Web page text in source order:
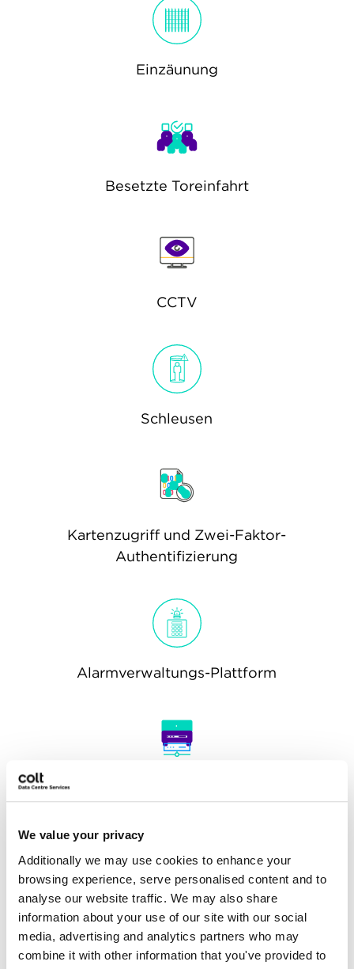
We value your privacy
Additionally we may use cookies to enhance your
browsing experience, serve personalised content and to
analyse our website traffic. We may also share
information about your use of our site with our social
media, advertising and analytics partners who may
combine it with other information that you've provided to
Einzäunung
Besetzte Toreinfahrt
CCTV
Schleusen
Kartenzugriff und Zwei-Faktor-
Authentifizierung
Alarmverwaltungs-Plattform
Caging und spezielle Bereiche –
Sicherheit
Biometrischer Rack-Zugang